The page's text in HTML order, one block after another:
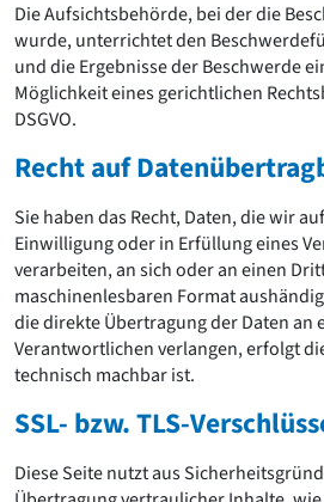
Die Aufsichtsbehörde, bei der die
wurde, unterrichtet den
und die Ergebnisse der Beschwerde
Möglichkeit eines gerichtlichen
DSGVO.
Recht auf
Sie haben das Recht, Daten, die wir
Einwilligung oder in Erfüllung eines
verarbeiten, an sich oder an einen
maschinenlesbaren Format
die direkte Übertragung der Daten an
Verantwortlichen verlangen, erfolgt
technisch machbar ist.
SSL- bzw. TLS-
Diese Seite nutzt aus